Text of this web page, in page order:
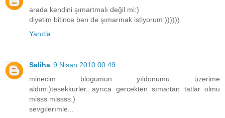
arada kendini şımartmalı değil mi:)
diyetim bitince ben de şımarmak istiyorum:))))))
Yanıtla
Saliha 9 Nisan 2010 00:49
minecim blogumun yıldonumu üzerime
aldım:)tesekkurler...ayrıca gercekten sımartan tatlar olmu
misss missss:)
sevgılerımle...